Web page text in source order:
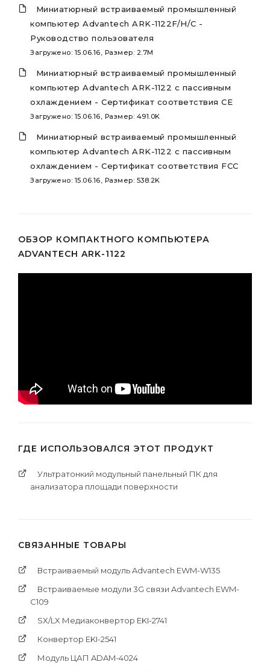
Миниатюрный встраиваемый промышленный
компьютер Advantech ARK-1122F/H/C -
Руководство пользователя
Загружено: 15.06.16, Размер: 2.7M
Миниатюрный встраиваемый промышленный
компьютер Advantech ARK-1122 с пассивным
охлаждением - Сертификат соответствия CE
Загружено: 15.06.16, Размер: 491.0K
Миниатюрный встраиваемый промышленный
компьютер Advantech ARK-1122 с пассивным
охлаждением - Сертификат соответствия FCC
Загружено: 15.06.16, Размер: 538.2K
ОБЗОР КОМПАКТНОГО КОМПЬЮТЕРА
ADVANTECH ARK-1122
ГДЕ ИСПОЛЬЗОВАЛСЯ ЭТОТ ПРОДУКТ
Ультратонкий модульный панельный ПК для
анализатора площади поверхности
СВЯЗАННЫЕ ТОВАРЫ
Встраиваемый модуль Advantech EWM-W135
Встраиваемые модули 3G связи Advantech EWM-
C109
SX/LX Медиаконвертор EKI-2741
Конвертор EKI-2541
Модуль ЦАП ADAM-4024